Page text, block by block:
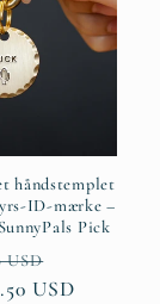
håndstemplet
ID-mærke –
Pick
USD
USD